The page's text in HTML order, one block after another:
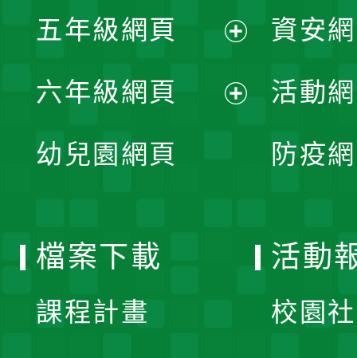
單
選
單
開
選
五年級網頁
開
六年級網頁
幼兒園網頁
資安
活動
防疫
檔案下載
課程計畫
活動
校園